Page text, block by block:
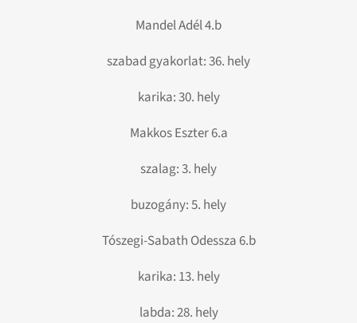
Mandel Adél 4.b
szabad gyakorlat: 36. hely
karika: 30. hely
Makkos Eszter 6.a
szalag: 3. hely
buzogány: 5. hely
Tószegi-Sabath Odessza 6.b
karika: 13. hely
labda: 28. hely